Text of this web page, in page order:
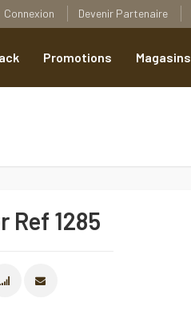
Connexion Devenir Partenaire
Promotions Magasins
Ref 1285
COMPARER